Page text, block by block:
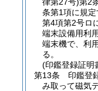
条第1項に規
第4項第2号ロ
端末設備用利
端末機で、利
る。
(印鑑登録証明
第13条
印鑑登
み取って磁気